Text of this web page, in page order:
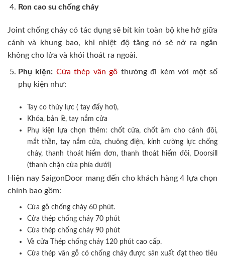
Ron cao su chống cháy
Joint chống cháy có tác dụng sẽ bít kín toàn bộ khe hở giữa
cánh và khung bao, khi nhiệt độ tăng nó sẽ nở ra ngăn
không cho lửa và khói thoát ra ngoài.
Phụ kiện: Cửa thép vân gỗ thường đi kèm với một số
phụ kiện như:
Tay co thủy lực ( tay đẩy hơi),
Khóa, bản lề, tay nắm cửa
Phụ kiện lựa chọn thêm: chốt cửa, chốt âm cho cánh đôi,
mắt thần, tay nắm cửa, chuông điện, kính cường lực chống
cháy, thanh thoát hiểm đơn, thanh thoát hiểm đôi, Doorsill
(thanh chặn cửa phía dưới)
Hiện nay SaigonDoor mang đến cho khách hàng 4 lựa chọn
chính bao gồm:
Cửa gỗ chống cháy 60 phút.
Cửa thép chống cháy 70 phút
Cửa thép chống cháy 90 phút
Và cửa Thép chống cháy 120 phút cao cấp.
Cửa thép vân gỗ có chống cháy được sản xuất đạt theo tiêu